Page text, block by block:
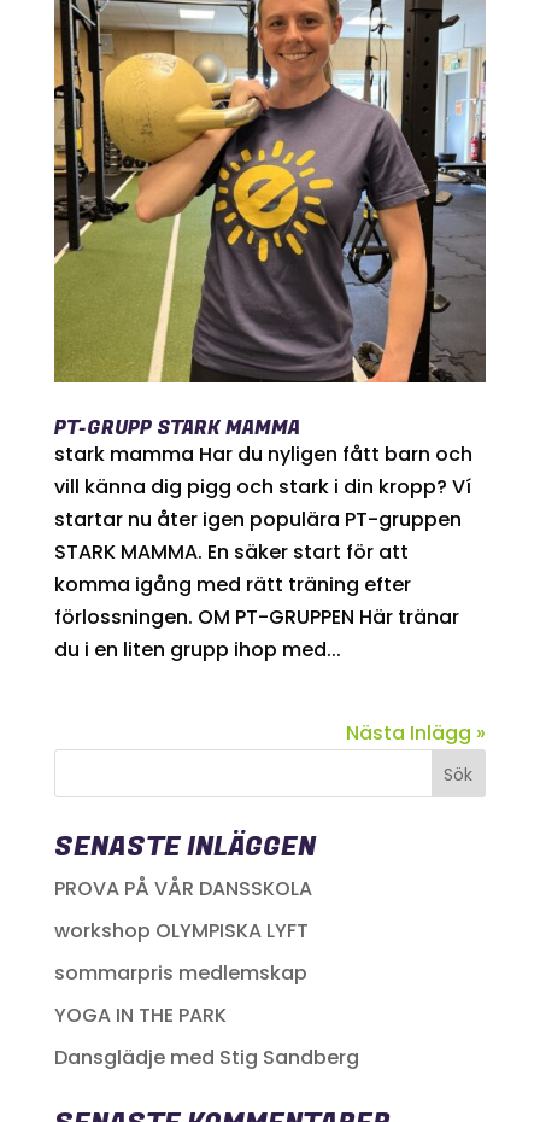
PT-GRUPP STARK MAMMA
stark mamma Har du nyligen fått barn och
vill känna dig pigg och stark i din kropp? Ví
startar nu åter igen populära PT-gruppen
STARK MAMMA. En säker start för att
komma igång med rätt träning efter
förlossningen. OM PT-GRUPPEN Här tränar
du i en liten grupp ihop med...
Nästa Inlägg »
SENASTE INLÄGGEN
PROVA PÅ VÅR DANSSKOLA
workshop OLYMPISKA LYFT
sommarpris medlemskap
YOGA IN THE PARK
Dansglädje med Stig Sandberg